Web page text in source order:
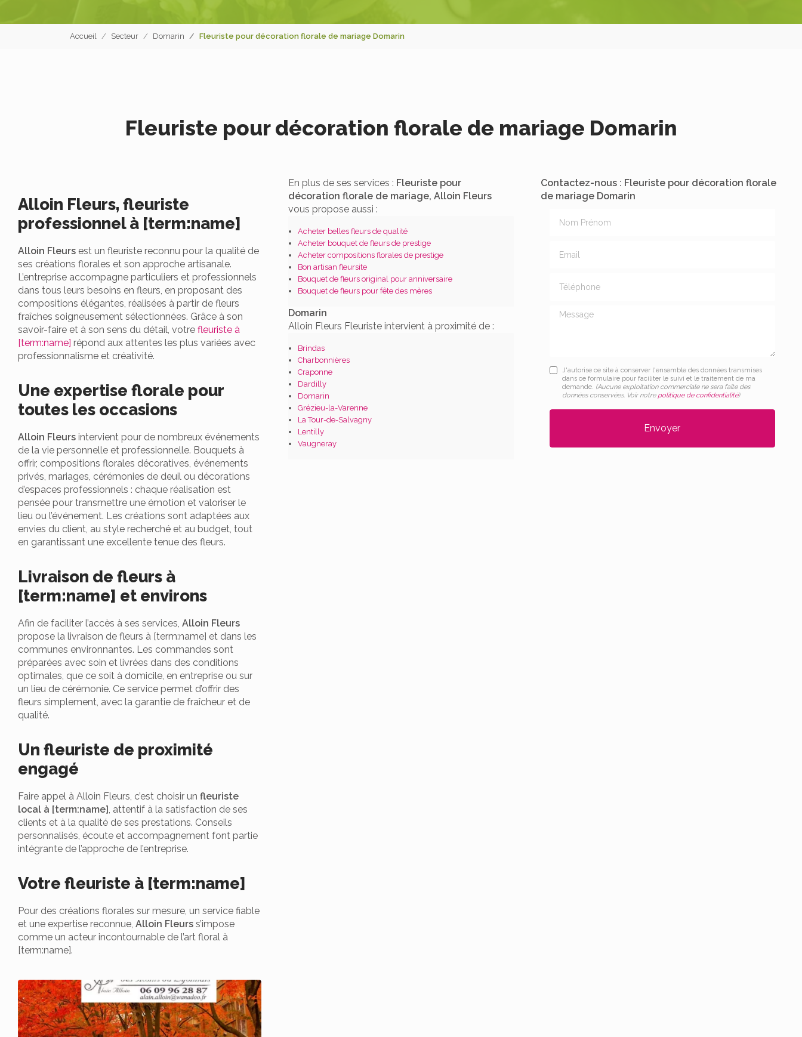
Accueil Secteur Domarin Fleuriste pour décoration florale de mariage Domarin
Fleuriste pour décoration florale de mariage Domarin
Alloin Fleurs, fleuriste
professionnel à [term:name]
Alloin Fleurs est un fleuriste reconnu pour la qualité de
ses créations florales et son approche artisanale.
L’entreprise accompagne particuliers et professionnels
dans tous leurs besoins en fleurs, en proposant des
compositions élégantes, réalisées à partir de fleurs
fraîches soigneusement sélectionnées. Grâce à son
savoir-faire et à son sens du détail, votre fleuriste à
[term:name] répond aux attentes les plus variées avec
professionnalisme et créativité.
Une expertise florale pour
toutes les occasions
Alloin Fleurs intervient pour de nombreux événements
de la vie personnelle et professionnelle. Bouquets à
offrir, compositions florales décoratives, événements
privés, mariages, cérémonies de deuil ou décorations
d’espaces professionnels : chaque réalisation est
pensée pour transmettre une émotion et valoriser le
lieu ou l’événement. Les créations sont adaptées aux
envies du client, au style recherché et au budget, tout
en garantissant une excellente tenue des fleurs.
Livraison de fleurs à
[term:name] et environs
Afin de faciliter l’accès à ses services, Alloin Fleurs
propose la livraison de fleurs à [term:name] et dans les
communes environnantes. Les commandes sont
préparées avec soin et livrées dans des conditions
optimales, que ce soit à domicile, en entreprise ou sur
un lieu de cérémonie. Ce service permet d’offrir des
fleurs simplement, avec la garantie de fraîcheur et de
qualité.
Un fleuriste de proximité
engagé
Faire appel à Alloin Fleurs, c’est choisir un fleuriste
local à [term:name], attentif à la satisfaction de ses
clients et à la qualité de ses prestations. Conseils
personnalisés, écoute et accompagnement font partie
intégrante de l’approche de l’entreprise.
Votre fleuriste à [term:name]
Pour des créations florales sur mesure, un service fiable
et une expertise reconnue, Alloin Fleurs s’impose
comme un acteur incontournable de l’art floral à
[term:name].
En plus de ses services : Fleuriste pour
décoration florale de mariage, Alloin Fleurs
vous propose aussi :
Acheter belles fleurs de qualité
Acheter bouquet de fleurs de prestige
Acheter compositions florales de prestige
Bon artisan fleursite
Bouquet de fleurs original pour anniversaire
Bouquet de fleurs pour fête des mères
Domarin
Alloin Fleurs Fleuriste intervient à proximité de :
Brindas
Charbonnières
Craponne
Dardilly
Domarin
Grézieu-la-Varenne
La Tour-de-Salvagny
Lentilly
Vaugneray
Contactez-nous : Fleuriste pour décoration florale
de mariage Domarin
Message
J'autorise ce site à conserver l'ensemble des données transmises
dans ce formulaire pour faciliter le suivi et le traitement de ma
demande. (Aucune exploitation commerciale ne sera faite des
données conservées. Voir notre politique de confidentialité)